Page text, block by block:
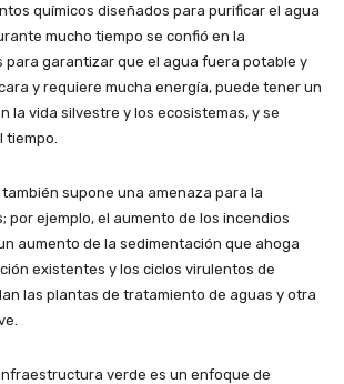
químicos diseñados para purificar el agua
mucho tiempo se confió en la
garantizar que el agua fuera potable y
y requiere mucha energía, puede tener un
la vida silvestre y los ecosistemas, y se
tiempo.
supone una amenaza para la
por ejemplo, el aumento de los incendios
aumento de la sedimentación que ahoga
existentes y los ciclos virulentos de
las plantas de tratamiento de aguas y otra
verde es un enfoque de